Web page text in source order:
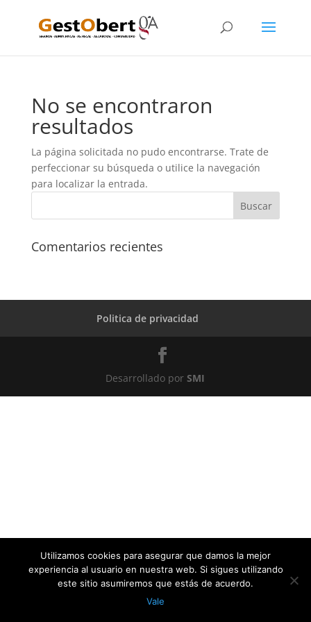
No se encontraron
resultados
La página solicitada no pudo encontrarse. Trate de
perfeccionar su búsqueda o utilice la navegación
para localizar la entrada.
Comentarios recientes
Politica de privacidad
Desarrollado porSMI
Utilizamos cookies para asegurar que damos la mejor
experiencia al usuario en nuestra web. Si sigues utilizando
este sitio asumiremos que estás de acuerdo.
Vale